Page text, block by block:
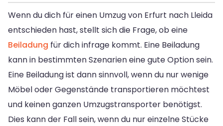
Wenn du dich für einen Umzug von Erfurt nach Lleida
entschieden hast, stellt sich die Frage, ob eine
Beiladung für dich infrage kommt. Eine Beiladung
kann in bestimmten Szenarien eine gute Option sein.
Eine Beiladung ist dann sinnvoll, wenn du nur wenige
Möbel oder Gegenstände transportieren möchtest
und keinen ganzen Umzugstransporter benötigst.
Dies kann der Fall sein, wenn du nur einzelne Stücke